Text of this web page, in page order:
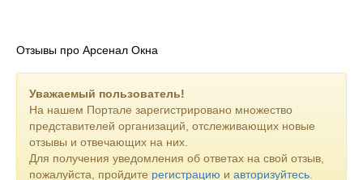
Отзывы про Арсенал Окна
Уважаемый пользователь!
На нашем Портале зарегистрировано множество
представителей организаций, отслеживающих новые
отзывы и отвечающих на них.
Для получения уведомления об ответах на свой отзыв,
пожалуйста, пройдите регистрацию и авторизуйтесь